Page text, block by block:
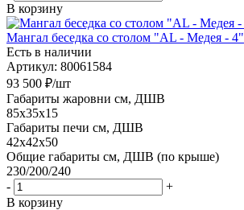
В корзину
Мангал беседка со столом "AL - Медея - 4"
Есть в наличии
Артикул: 80061584
93 500 ₽/шт
Габариты жаровни см, ДШВ
85x35x15
Габариты печи см, ДШВ
42x42x50
Общие габариты см, ДШВ (по крыше)
230/200/240
-
+
В корзину